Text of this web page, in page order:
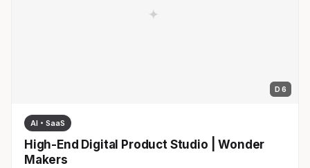
D 6
AI・SaaS
High-End Digital Product Studio | Wonder
Makers